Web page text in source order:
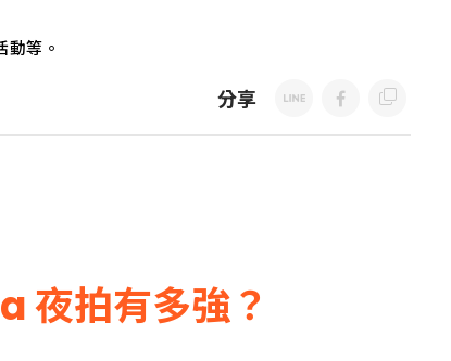
等。
分享
拍有多強？